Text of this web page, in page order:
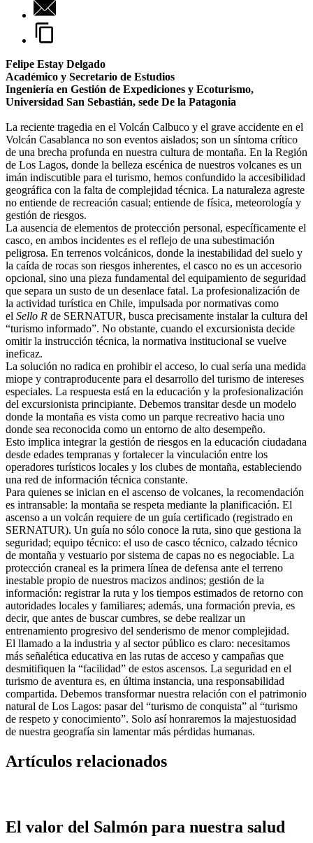
Felipe Estay Delgado
Académico y Secretario de Estudios
Ingeniería en Gestión de Expediciones y Ecoturismo,
Universidad San Sebastián, sede De la Patagonia
La reciente tragedia en el Volcán Calbuco y el grave accidente en el
Volcán Casablanca no son eventos aislados; son un síntoma crítico
de una brecha profunda en nuestra cultura de montaña. En la Región
de Los Lagos, donde la belleza escénica de nuestros volcanes es un
imán indiscutible para el turismo, hemos confundido la accesibilidad
geográfica con la falta de complejidad técnica. La naturaleza agreste
no entiende de recreación casual; entiende de física, meteorología y
gestión de riesgos.
La ausencia de elementos de protección personal, específicamente el
casco, en ambos incidentes es el reflejo de una subestimación
peligrosa. En terrenos volcánicos, donde la inestabilidad del suelo y
la caída de rocas son riesgos inherentes, el casco no es un accesorio
opcional, sino una pieza fundamental del equipamiento de seguridad
que separa un susto de un desenlace fatal. La profesionalización de
la actividad turística en Chile, impulsada por normativas como
el Sello R de SERNATUR, busca precisamente instalar la cultura del
“turismo informado”. No obstante, cuando el excursionista decide
omitir la instrucción técnica, la normativa institucional se vuelve
ineficaz.
La solución no radica en prohibir el acceso, lo cual sería una medida
miope y contraproducente para el desarrollo del turismo de intereses
especiales. La respuesta está en la educación y la profesionalización
del excursionista principiante. Debemos transitar desde un modelo
donde la montaña es vista como un parque recreativo hacia uno
donde sea reconocida como un entorno de alto desempeño.
Esto implica integrar la gestión de riesgos en la educación ciudadana
desde edades tempranas y fortalecer la vinculación entre los
operadores turísticos locales y los clubes de montaña, estableciendo
una red de información técnica constante.
Para quienes se inician en el ascenso de volcanes, la recomendación
es intransable: la montaña se respeta mediante la planificación. El
ascenso a un volcán requiere de un guía certificado (registrado en
SERNATUR). Un guía no sólo conoce la ruta, sino que gestiona la
seguridad; equipo técnico: el uso de casco técnico, calzado técnico
de montaña y vestuario por sistema de capas no es negociable. La
protección craneal es la primera línea de defensa ante el terreno
inestable propio de nuestros macizos andinos; gestión de la
información: registrar la ruta y los tiempos estimados de retorno con
autoridades locales y familiares; además, una formación previa, es
decir, que antes de buscar cumbres, se debe realizar un
entrenamiento progresivo del senderismo de menor complejidad.
El llamado a la industria y al sector público es claro: necesitamos
más señalética educativa en las rutas de acceso y campañas que
desmitifiquen la “facilidad” de estos ascensos. La seguridad en el
turismo de aventura es, en última instancia, una responsabilidad
compartida. Debemos transformar nuestra relación con el patrimonio
natural de Los Lagos: pasar del “turismo de conquista” al “turismo
de respeto y conocimiento”. Solo así honraremos la majestuosidad
de nuestra geografía sin lamentar más pérdidas humanas.
Artículos relacionados
El valor del Salmón para nuestra salud